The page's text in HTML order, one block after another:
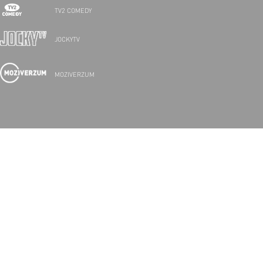
TV2 COMEDY
JOCKYTV
MOZIVERZUM